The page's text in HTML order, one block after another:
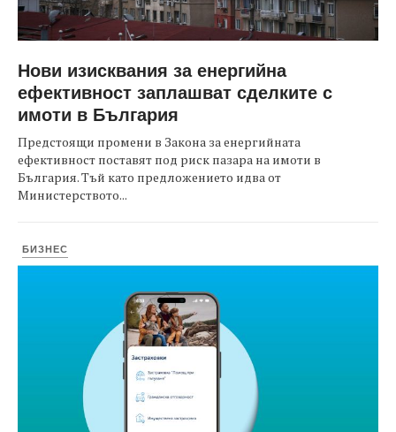
Нови изисквания за енергийна
ефективност заплашват сделките с
имоти в България
Предстоящи промени в Закона за енергийната
ефективност поставят под риск пазара на имоти в
България. Тъй като предложението идва от
Министерството...
БИЗНЕС